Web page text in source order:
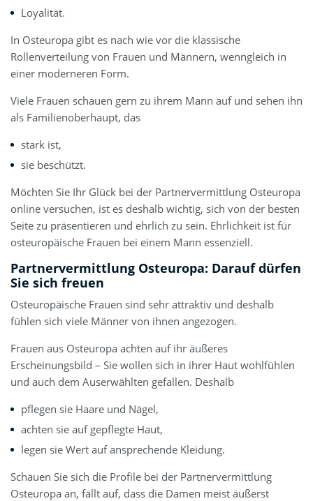
Loyalität.
In Osteuropa gibt es nach wie vor die klassische
Rollenverteilung von Frauen und Männern, wenngleich in
einer moderneren Form.
Viele Frauen schauen gern zu ihrem Mann auf und sehen ihn
als Familienoberhaupt, das
stark ist,
sie beschützt.
Möchten Sie Ihr Glück bei der Partnervermittlung Osteuropa
online versuchen, ist es deshalb wichtig, sich von der besten
Seite zu präsentieren und ehrlich zu sein. Ehrlichkeit ist für
osteuropäische Frauen bei einem Mann essenziell.
Partnervermittlung Osteuropa: Darauf dürfen
Sie sich freuen
Osteuropäische Frauen sind sehr attraktiv und deshalb
fühlen sich viele Männer von ihnen angezogen.
Frauen aus Osteuropa achten auf ihr äußeres
Erscheinungsbild – Sie wollen sich in ihrer Haut wohlfühlen
und auch dem Auserwählten gefallen. Deshalb
pflegen sie Haare und Nägel,
achten sie auf gepflegte Haut,
legen sie Wert auf ansprechende Kleidung.
Schauen Sie sich die Profile bei der Partnervermittlung
Osteuropa an, fällt auf, dass die Damen meist äußerst